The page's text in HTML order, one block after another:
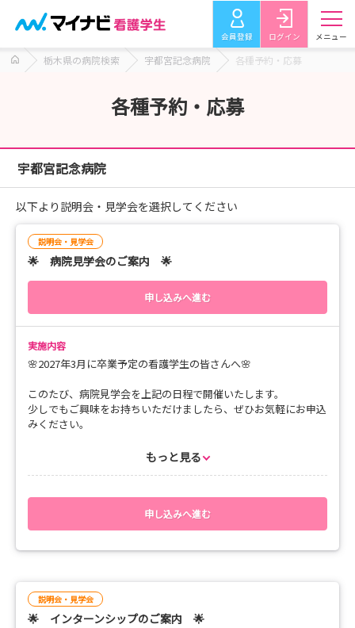
会員登録 ログイン メニュー
栃木県の病院検索 宇都宮記念病院 各種予約・応募
各種予約・応募
宇都宮記念病院
以下より説明会・見学会を選択してください
説明会・見学会
🌟 病院見学会のご案内 🌟
申し込みへ進む
実施内容
🌸2027年3月に卒業予定の看護学生の皆さんへ🌸
このたび、病院見学会を上記の日程で開催いたします。
少しでもご興味をお持ちいただけましたら、ぜひお気軽にお申込
みください。
を楽しみにしております！
***** スケジュール **********
👉 10：00 病院の概要説明
👉 10：40 病院内部の見学
もっと見る
申し込みへ進む
説明会・見学会
🌟 インターンシップのご案内 🌟